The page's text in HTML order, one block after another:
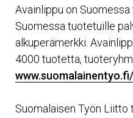
Avainlippu on
Suomessa tuotetuille
alkuperämerkki.
4000 tuotetta,
Suomalaisen Työn